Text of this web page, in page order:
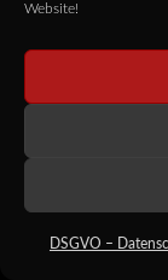
Website!
DSGVO –